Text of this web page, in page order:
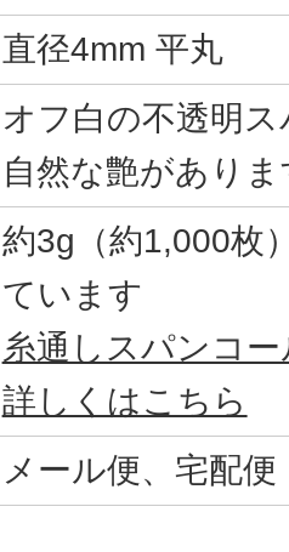
直径4mm 平丸
オフ白の不透明
自然な艶がありま
約3g（約1,000枚
ています
糸通しスパンコ
詳しくはこちら
メール便、宅配便